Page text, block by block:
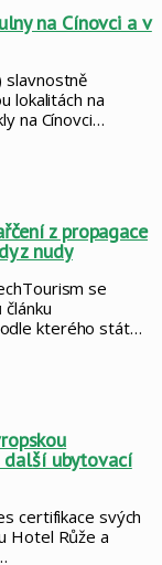
na Cínovci a v
slavnostně
lokalitách na
na Cínovci…
z propagace
z nudy
se
kterého stát…
další ubytovací
certifikace svých
Hotel Růže a